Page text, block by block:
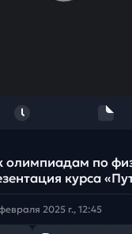
олимпиадам по
курса
2025 г., 12:45